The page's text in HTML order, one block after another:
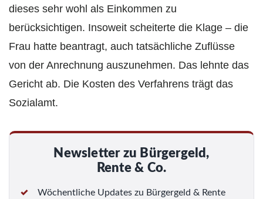
dieses sehr wohl als Einkommen zu
berücksichtigen. Insoweit scheiterte die Klage – die
Frau hatte beantragt, auch tatsächliche Zuflüsse
von der Anrechnung auszunehmen. Das lehnte das
Gericht ab. Die Kosten des Verfahrens trägt das
Sozialamt.
Newsletter zu Bürgergeld,
Rente & Co.
Wöchentliche Updates zu Bürgergeld & Rente